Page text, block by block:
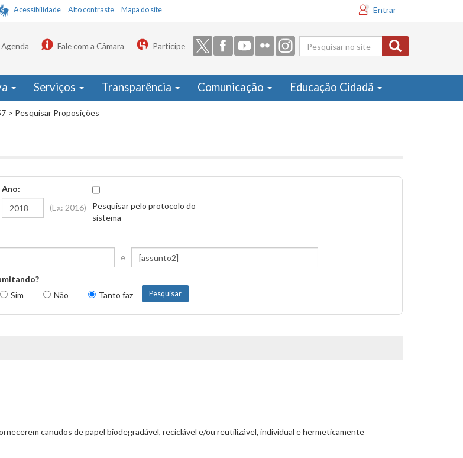
Acessibilidade Alto contraste Mapa do site Entrar
Formulário
de busca
Agenda Fale com a Câmara Participe
Serviços Transparência Comunicação Educação Cidadã
> Pesquisar Proposições
Ano:
(Ex: 2016)
Pesquisar pelo protocolo do
sistema
e
Sim
Não Tanto faz
canudos de papel biodegradável, reciclável e/ou reutilizável, individual e hermeticamente